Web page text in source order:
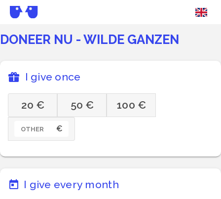
DONEER NU - WILDE GANZEN
I give once
20 € 50 € 100 €
OTHER €
I give every month